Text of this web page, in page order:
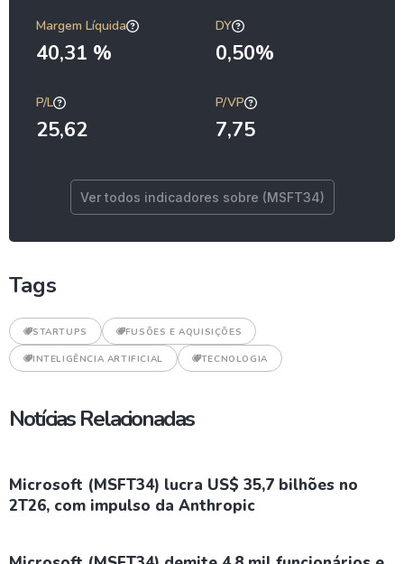
Margem Líquida
40,31 %
DY
0,50%
P/L
25,62
P/VP
7,75
Ver todos indicadores sobre (MSFT34)
Tags
STARTUPS FUSÕES E AQUISIÇÕES
INTELIGÊNCIA ARTIFICIAL TECNOLOGIA
Notícias Relacionadas
Microsoft (MSFT34) lucra US$ 35,7 bilhões no
2T26, com impulso da Anthropic